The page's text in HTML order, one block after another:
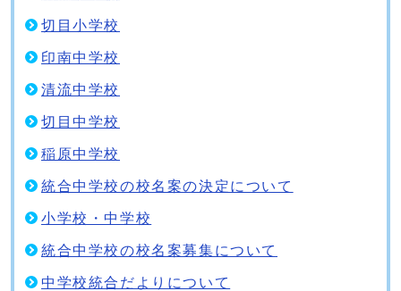
切目小学校
印南中学校
清流中学校
切目中学校
稲原中学校
統合中学校の校名案の決定について
小学校・中学校
統合中学校の校名案募集について
中学校統合だよりについて